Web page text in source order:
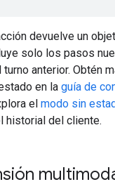
devuelve un
solo los pasos
anterior. Obtén
en la guía de
el modo sin
historial del cliente.